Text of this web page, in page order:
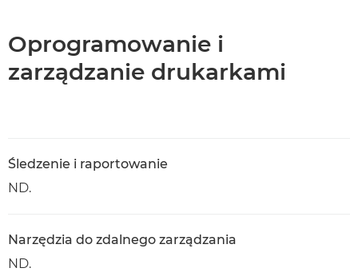
Oprogramowanie i
zarządzanie drukarkami
Śledzenie i raportowanie
ND.
Narzędzia do zdalnego zarządzania
ND.